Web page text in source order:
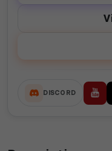
DISCORD